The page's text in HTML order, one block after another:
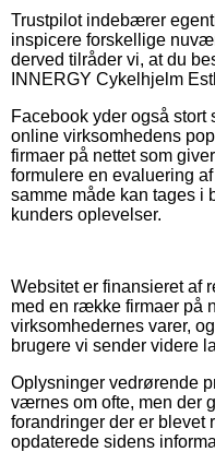
Trustpilot indebærer
inspicere forskellige
derved tilråder vi, at du
INNERGY Cykelhjelm
Facebook yder også
online virksomhedens
firmaer på nettet som
formulere en evaluering
samme måde kan tages i
kunders oplevelser.
Websitet er finansieret af
med en række firmaer på
virksomhedernes varer,
brugere vi sender videre
Oplysninger vedrørende
værnes om ofte, men der
forandringer der er blevet
opdaterede sidens